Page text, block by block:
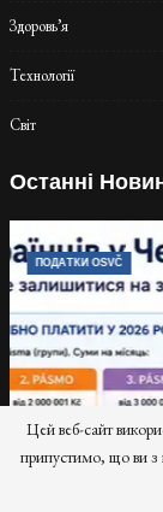
Здоровь’я
Технології
Світ
Останні
Цей веб-сайт
припустимо, що ви з